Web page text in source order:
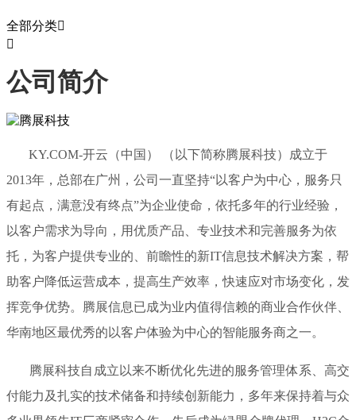
全部分类

公司简介
KY.COM-开云（中国） （以下简称腾展科技）成立于
2013年，总部在广州，公司一直坚持“以客户为中心，服务只
有起点，满意没有终点”为企业使命，依托多年的行业经验，
以客户需求为导向，用优质产品、专业技术和完善服务为依
托，为客户提供专业的、前瞻性的新IT信息技术解决方案，帮
助客户降低运营成本，提高生产效率，快速应对市场变化，发
挥竞争优势。腾展信息已成为业内值得信赖的商业合作伙伴、
华南地区最优秀的以客户体验为中心的智能服务商之一。
腾展科技自成立以来不断优化先进的服务管理体系、高交
付能力及扎实的技术储备和持续创新能力，多年来保持着与众